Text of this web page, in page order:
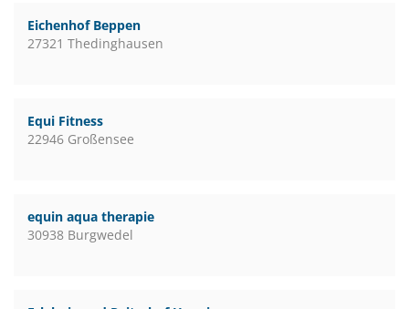
Eichenhof Beppen
27321 Thedinghausen
Equi Fitness
22946 Großensee
equin aqua therapie
30938 Burgwedel